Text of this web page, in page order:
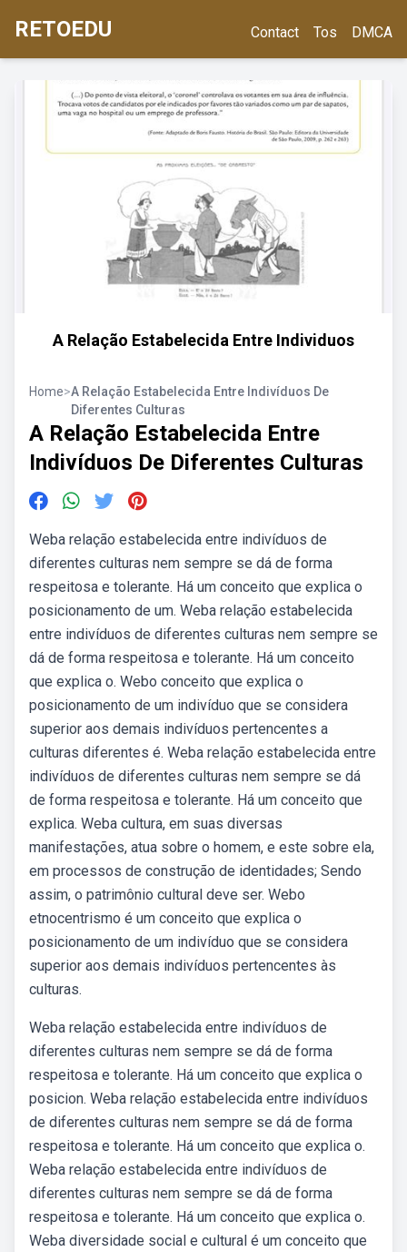
RETOEDU Contact Tos DMCA
A Relação Estabelecida Entre Individuos
Home>A Relação Estabelecida Entre Indivíduos De
Diferentes Culturas
A Relação Estabelecida Entre
Indivíduos De Diferentes Culturas
Weba relação estabelecida entre indivíduos de
diferentes culturas nem sempre se dá de forma
respeitosa e tolerante. Há um conceito que explica o
posicionamento de um. Weba relação estabelecida
entre indivíduos de diferentes culturas nem sempre se
dá de forma respeitosa e tolerante. Há um conceito
que explica o. Webo conceito que explica o
posicionamento de um indivíduo que se considera
superior aos demais indivíduos pertencentes a
culturas diferentes é. Weba relação estabelecida entre
indivíduos de diferentes culturas nem sempre se dá
de forma respeitosa e tolerante. Há um conceito que
explica. Weba cultura, em suas diversas
manifestações, atua sobre o homem, e este sobre ela,
em processos de construção de identidades; Sendo
assim, o patrimônio cultural deve ser. Webo
etnocentrismo é um conceito que explica o
posicionamento de um indivíduo que se considera
superior aos demais indivíduos pertencentes às
culturas.
Weba relação estabelecida entre indivíduos de
diferentes culturas nem sempre se dá de forma
respeitosa e tolerante. Há um conceito que explica o
posicion. Weba relação estabelecida entre indivíduos
de diferentes culturas nem sempre se dá de forma
respeitosa e tolerante. Há um conceito que explica o.
Weba relação estabelecida entre indivíduos de
diferentes culturas nem sempre se dá de forma
respeitosa e tolerante. Há um conceito que explica o.
Weba diversidade social e cultural é um conceito que